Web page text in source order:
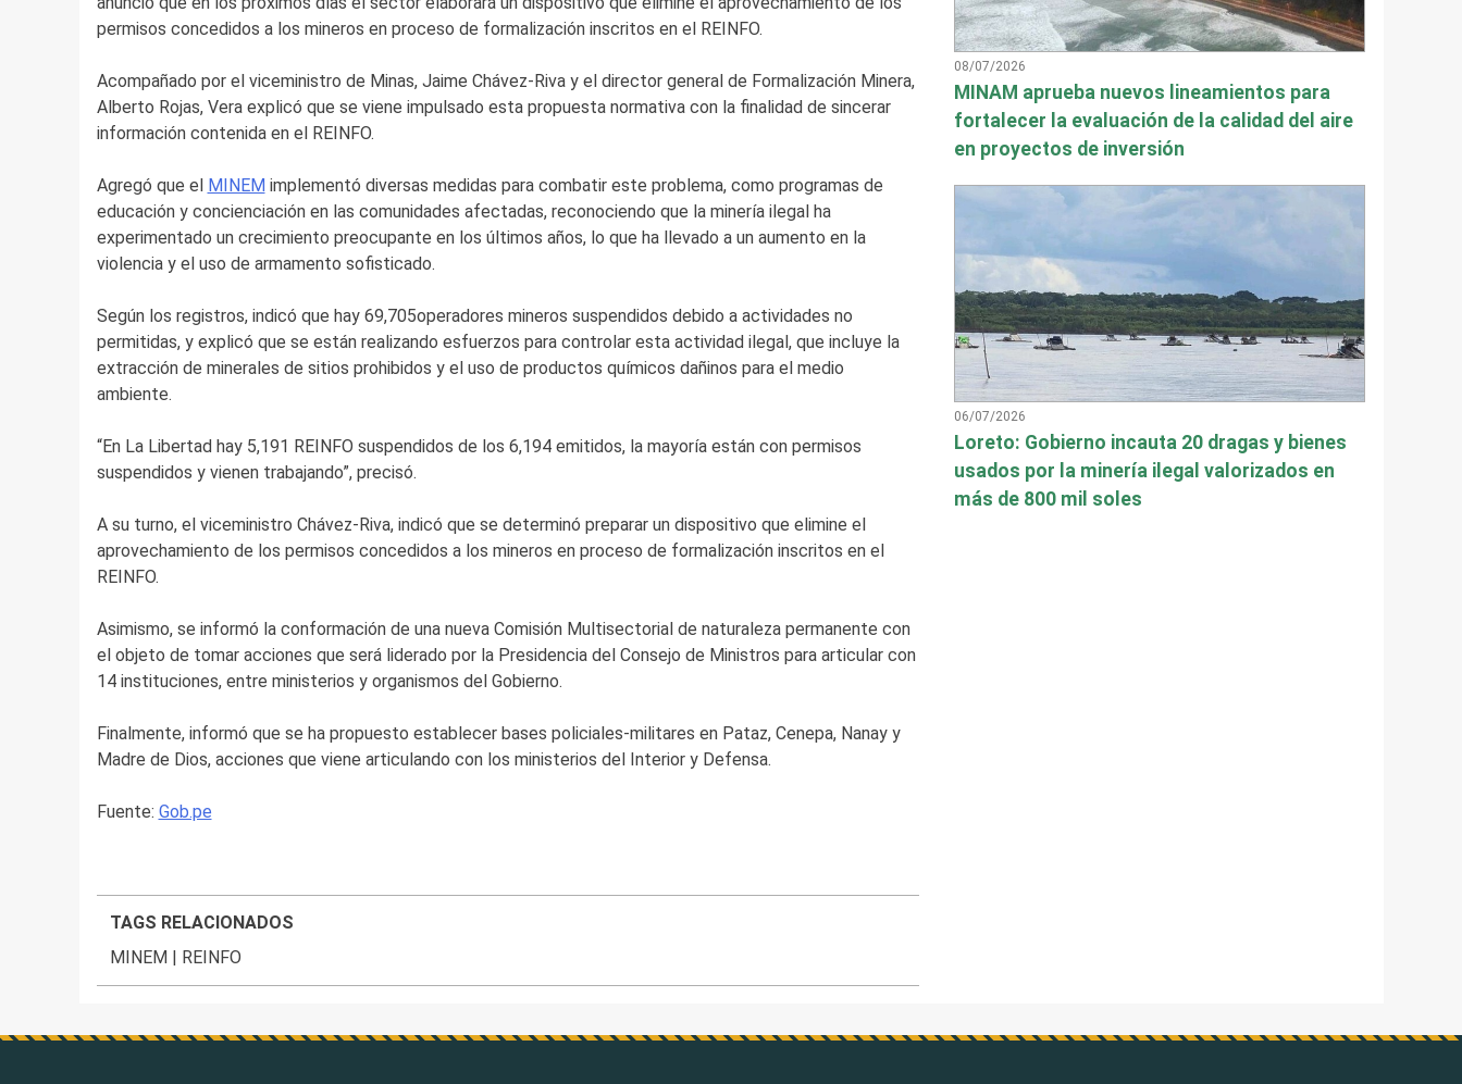
permisos concedidos a los mineros en proceso de formalización inscritos en el REINFO.
Acompañado por el viceministro de Minas, Jaime Chávez-Riva y el director general de Formalización Minera,
Alberto Rojas, Vera explicó que se viene impulsado esta propuesta normativa con la finalidad de sincerar
información contenida en el REINFO.
Agregó que el MINEM implementó diversas medidas para combatir este problema, como programas de
educación y concienciación en las comunidades afectadas, reconociendo que la minería ilegal ha
experimentado un crecimiento preocupante en los últimos años, lo que ha llevado a un aumento en la
violencia y el uso de armamento sofisticado.
Según los registros, indicó que hay 69,705operadores mineros suspendidos debido a actividades no
permitidas, y explicó que se están realizando esfuerzos para controlar esta actividad ilegal, que incluye la
extracción de minerales de sitios prohibidos y el uso de productos químicos dañinos para el medio
ambiente.
“En La Libertad hay 5,191 REINFO suspendidos de los 6,194 emitidos, la mayoría están con permisos
suspendidos y vienen trabajando”, precisó.
A su turno, el viceministro Chávez-Riva, indicó que se determinó preparar un dispositivo que elimine el
aprovechamiento de los permisos concedidos a los mineros en proceso de formalización inscritos en el
REINFO.
Asimismo, se informó la conformación de una nueva Comisión Multisectorial de naturaleza permanente con
el objeto de tomar acciones que será liderado por la Presidencia del Consejo de Ministros para articular con
14 instituciones, entre ministerios y organismos del Gobierno.
Finalmente, informó que se ha propuesto establecer bases policiales-militares en Pataz, Cenepa, Nanay y
Madre de Dios, acciones que viene articulando con los ministerios del Interior y Defensa.
Fuente: Gob.pe
TAGS RELACIONADOS
MINEM | REINFO
08/07/2026
MINAM aprueba nuevos lineamientos para
fortalecer la evaluación de la calidad del aire
en proyectos de inversión
06/07/2026
Loreto: Gobierno incauta 20 dragas y bienes
usados por la minería ilegal valorizados en
más de 800 mil soles